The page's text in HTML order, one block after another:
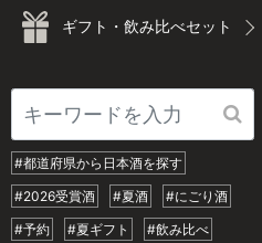
ギフト・飲み比べセット
#都道府県から日本酒を探す
#2026受賞酒
#夏酒
#にごり酒
#予約
#夏ギフト
#飲み比べ